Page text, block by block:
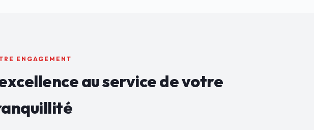
ENGAGEMENT
au service devotre